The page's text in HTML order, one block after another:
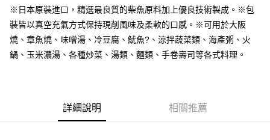
Apple Pay
街口支付
悠遊付
【關於「AFTEE先享後付」】
※日本原裝進口，精選最良質的柴魚原料加上優良技術製成。※包
裝皆以真空充氣方式保持現削風味及柔軟的口感。※可用於大阪
燒、章魚燒、味噌湯、冷豆腐、魷魚?、涼拌蔬菜類、海產粥、火
鍋、玉米濃湯、各種炒菜、湯類、麵類、手卷壽司等各式料理。
詳細說明 相關推薦